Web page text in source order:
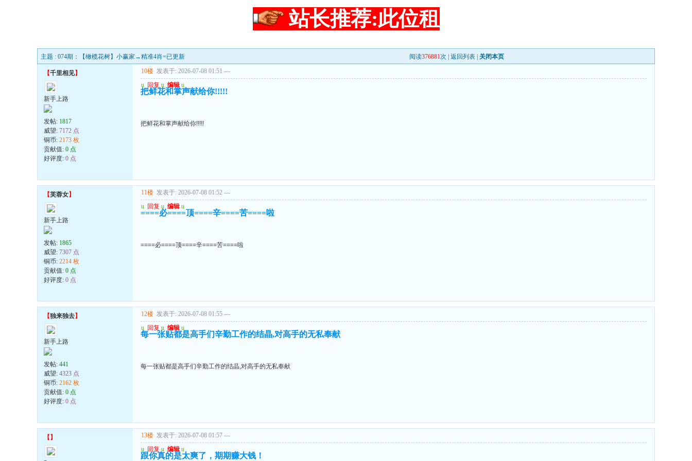
站长推荐:此位租
主题 : 074期：【橄榄花树】小赢家→精准4肖=已更新 阅读376881次 | 返回列表 关闭本页
【千里相见】
新手上路
发帖: 1817
威望: 7172 点
铜币: 2173 枚
贡献值: 0 点
好评度: 0 点
10楼 发表于: 2026-07-08 01:51 ---
u 回复 u 编辑 u
把鲜花和掌声献给你!!!!!
把鲜花和掌声献给你!!!!!
【芙蓉女】
新手上路
发帖: 1865
威望: 7307 点
铜币: 2214 枚
贡献值: 0 点
好评度: 0 点
11楼 发表于: 2026-07-08 01:52 ---
u 回复 u 编辑 u
====必====顶====辛====苦====啦
====必====顶====辛====苦====啦
【独来独去】
新手上路
发帖: 441
威望: 4323 点
铜币: 2162 枚
贡献值: 0 点
好评度: 0 点
12楼 发表于: 2026-07-08 01:55 ---
u 回复 u 编辑 u
每一张贴都是高手们辛勤工作的结晶,对高手的无私奉献
每一张贴都是高手们辛勤工作的结晶,对高手的无私奉献
【 】 13楼 发表于: 2026-07-08 01:57 ---
u 回复 u 编辑 u
跟你真的是太爽了，期期赚大钱！